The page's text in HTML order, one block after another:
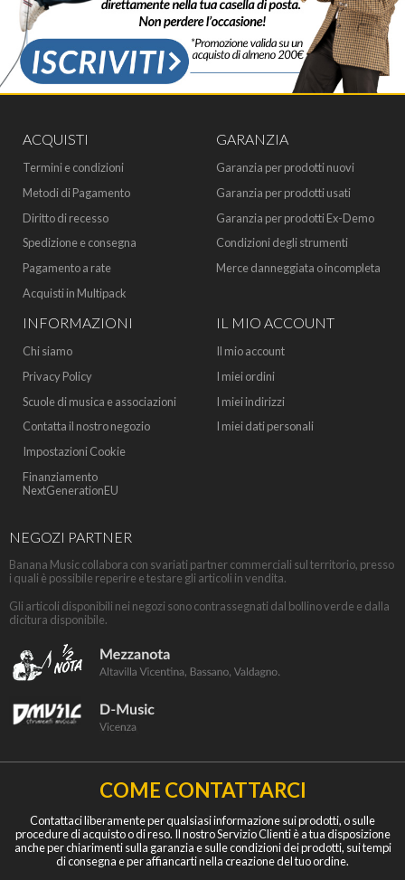
ACQUISTI
Termini e condizioni
Metodi di Pagamento
Diritto di recesso
Spedizione e consegna
Pagamento a rate
Acquisti in Multipack
GARANZIA
Garanzia per prodotti nuovi
Garanzia per prodotti usati
Garanzia per prodotti Ex-Demo
Condizioni degli strumenti
Merce danneggiata o incompleta
INFORMAZIONI
Chi siamo
Privacy Policy
Scuole di musica e associazioni
Contatta il nostro negozio
Impostazioni Cookie
Finanziamento
NextGenerationEU
IL MIO ACCOUNT
Il mio account
I miei ordini
I miei indirizzi
I miei dati personali
NEGOZI PARTNER
Banana Music collabora con svariati partner commerciali sul territorio, presso
i quali è possibile reperire e testare gli articoli in vendita.
Gli articoli disponibili nei negozi sono contrassegnati dal bollino verde e dalla
dicitura disponibile.
COME CONTATTARCI
Contattaci liberamente per qualsiasi informazione sui prodotti, o sulle
procedure di acquisto o di reso. Il nostro Servizio Clienti è a tua disposizione
anche per chiarimenti sulla garanzia e sulle condizioni dei prodotti, sui tempi
di consegna e per affiancarti nella creazione del tuo ordine.